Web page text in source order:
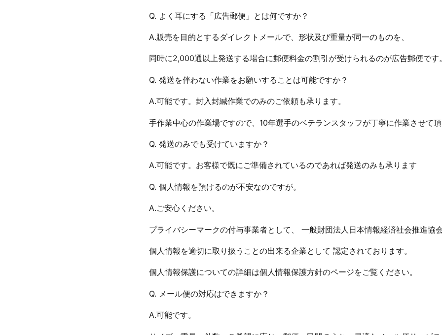
Q. よく耳にする「広告郵便」とは何ですか？
A.販売を目的とするダイレクトメールで、形状及び重量が同一のものを、
同時に2,000通以上発送する場合に郵便料金の割引が受けられるのが広告郵便です。
Q. 発送を伴わない作業をお願いすることは可能ですか？
A.可能です。封入封緘作業でのみのご依頼も承ります。
手作業中心の作業場ですので、10年選手のベテランスタッフが丁寧に作業させて頂
Q. 発送のみでも受けていますか？
A.可能です。お客様で既にご準備されているのであれば発送のみも承ります
Q. 個人情報を預けるのが不安なのですが。
A.ご安心ください。
プライバシーマークの付与事業者として、 一般財団法人日本情報経済社会推進協
個人情報を適切に取り扱うことの出来る企業として 認定されております。
個人情報保護についての詳細は個人情報保護方針のページをご覧ください。
Q. メール便の対応はできますか？
A.可能です。